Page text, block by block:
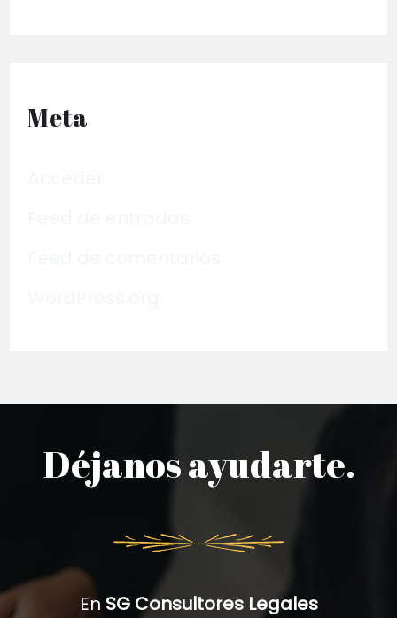
Meta
Déjanos ayudarte.
En SG Consultores Legales